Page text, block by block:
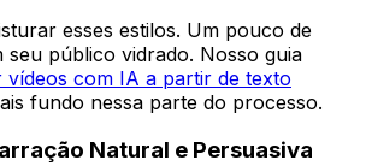
esses estilos. Um pouco de
seu público vidrado. Nosso guia
vídeos com IA a partir de texto
fundo nessa parte do processo.
Natural e Persuasiva